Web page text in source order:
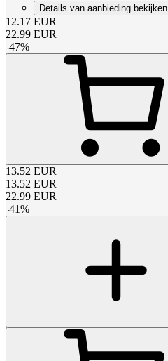
Details van aanbieding bekijken
12.17 EUR
22.99 EUR
-47%
13.52 EUR
13.52 EUR
22.99 EUR
-41%